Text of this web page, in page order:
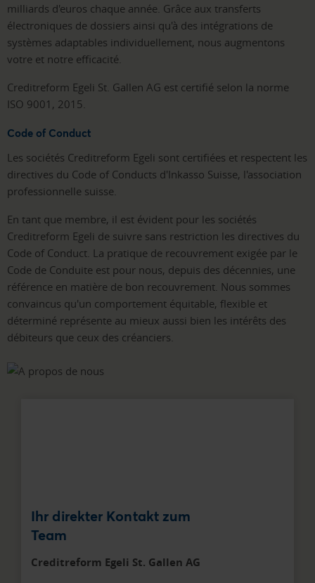
milliards d'euros chaque année. Grâce aux transferts
électroniques de dossiers ainsi qu'à des intégrations de
systèmes adaptables individuellement, nous augmentons
votre et notre efficacité.
Creditreform Egeli St. Gallen AG est certifié selon la norme
ISO 9001, 2015.
Code of Conduct
Les sociétés Creditreform Egeli sont certifiées et respectent les
directives du Code of Conducts d'Inkasso Suisse, l'association
professionnelle suisse.
En tant que membre, il est évident pour les sociétés
Creditreform Egeli de suivre sans restriction les directives du
Code of Conduct. La pratique de recouvrement exigée par le
Code de Conduite est pour nous, depuis des décennies, une
référence en matière de bon recouvrement. Nous sommes
convaincus qu'un comportement équitable, flexible et
déterminé représente au mieux aussi bien les intérêts des
débiteurs que ceux des créanciers.
Ihr direkter Kontakt zum
Team
Creditreform Egeli St. Gallen AG